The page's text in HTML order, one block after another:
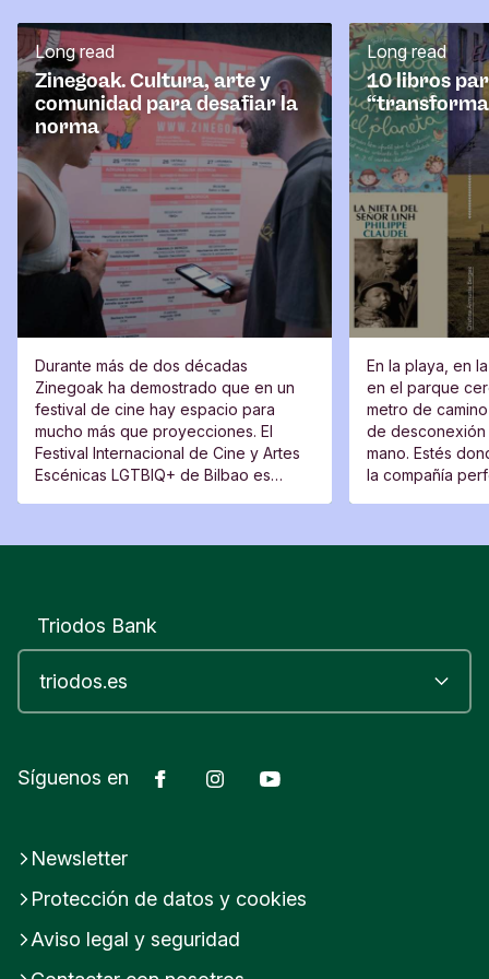
r
i
oZinegoak. Cultura, arte y
comunidad para desafiar la
norma
Long read
Durante más de dos décadas
Zinegoak ha demostrado que en un
festival de cine hay espacio para
mucho más que proyecciones. El
Festival Internacional de Cine y Artes
Escénicas LGTBIQ+ de Bilbao es
10 libros
Long read
En la playa, en
en el parque
metro de
de
mano. Estés
la compañía
Triodos Bank
Síguenos en FacebookInstagram
Newsletter
Protección de datos y cookies
Aviso legal y seguridad